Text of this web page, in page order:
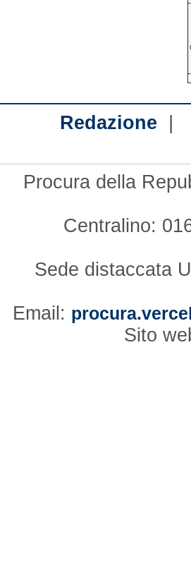
Redazione |
Procura della
Centralino:
Sede distaccata
Email:
Sito